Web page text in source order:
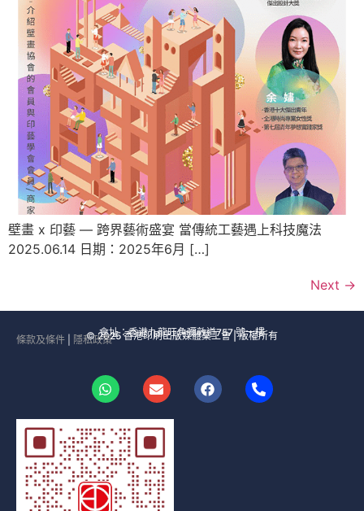
壁畫 x 印藝 — 跨界藝術盛宴 當傳統工藝遇上科技魔法
2025.06.14 日期：2025年6月 […]
Next →
© 2025 香港印刷出版媒體業工會 | 版權所有
會址：香港九龍旺角彌敦道757 號一樓
條款及條件 隱私政策